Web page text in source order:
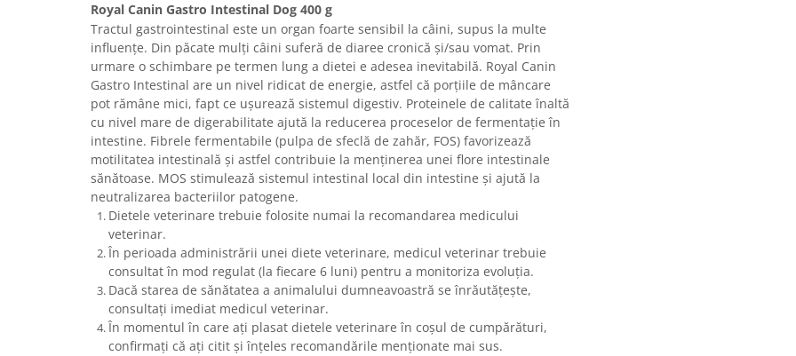
Hamuri, Lese si Zgarzi
Paturi, perne si cosuri pentru caini
Igiena si ingrijire caini
Sampoane si Balsamuri
Servetele Umede
Covorase absorbante
Curatare Ochi
Perii si descalcitoare caini
Solutii Atractante si repelente
Solutii Atractante si repelente
Accesorii Pisici
Ansambluri de joaca, sisaluri
Castroane si boluri pentru apa si
Custi transport - Pisici
Lese, Hamuri si Zgarzi
Paturi, perne si cosuri pentru pisici
Recompense Delicioase
Royal Canin Gastro Intestinal Dog 400 g
Tractul gastrointestinal este un organ foarte sensibil la câini, supus la multe
influențe. Din păcate mulți câini suferă de diaree cronică și/sau vomat. Prin
urmare o schimbare pe termen lung a dietei e adesea inevitabilă. Royal Canin
Gastro Intestinal are un nivel ridicat de energie, astfel că porțiile de mâncare
pot rămâne mici, fapt ce ușurează sistemul digestiv. Proteinele de calitate înaltă
cu nivel mare de digerabilitate ajută la reducerea proceselor de fermentație în
intestine. Fibrele fermentabile (pulpa de sfeclă de zahăr, FOS) favorizează
motilitatea intestinală și astfel contribuie la menținerea unei flore intestinale
sănătoase. MOS stimulează sistemul intestinal local din intestine și ajută la
neutralizarea bacteriilor patogene.
Dietele veterinare trebuie folosite numai la recomandarea medicului
veterinar.
În perioada administrării unei diete veterinare, medicul veterinar trebuie
consultat în mod regulat (la fiecare 6 luni) pentru a monitoriza evoluția.
Dacă starea de sănătatea a animalului dumneavoastră se înrăutățește,
consultați imediat medicul veterinar.
În momentul în care ați plasat dietele veterinare în coșul de cumpărături,
confirmați că ați citit și înțeles recomandările menționate mai sus.